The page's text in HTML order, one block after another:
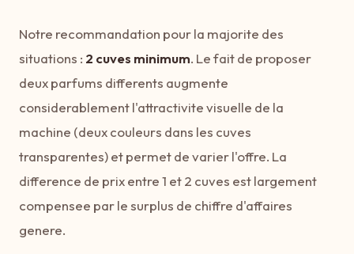
Notre recommandation pour la majorite des
situations : 2 cuves minimum. Le fait de proposer
deux parfums differents augmente
considerablement l'attractivite visuelle de la
machine (deux couleurs dans les cuves
transparentes) et permet de varier l'offre. La
difference de prix entre 1 et 2 cuves est largement
compensee par le surplus de chiffre d'affaires
genere.